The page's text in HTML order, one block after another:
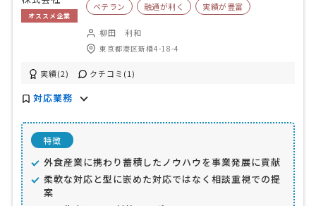
オススメ企業
ベテラン 融通が利く 実績が豊富
柳田 利和
東京都港区新橋4-18-4
実績(2) クチコミ(1)
対応業務
特徴
外食産業に携わり蓄積したノウハウを事業発展に貢献
柔軟な対応と型に嵌めた対応ではなく相談重視での提
案